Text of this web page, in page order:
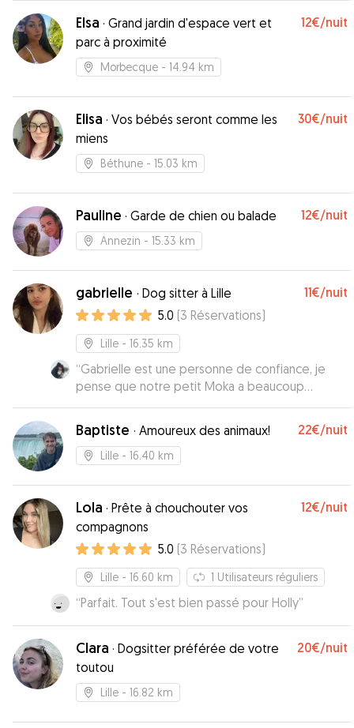
Elsa · Grand jardin d'espace vert et
parc à proximité
12€/nuit
Morbecque - 14.94 km
Elisa · Vos bébés seront comme les
miens
30€/nuit
Béthune - 15.03 km
Pauline · Garde de chien ou balade 12€/nuit
Annezin - 15.33 km
gabrielle · Dog sitter à Lille 11€/nuit
5.0 (3 Réservations)
Lille - 16.35 km
“Gabrielle est une personne de confiance, je
pense que notre petit Moka a beaucoup
apprécié son séjour :) Nous hésiterons pas à
refaire appel à ses services! Merci beaucoup!!!
Baptiste · Amoureux des animaux! 22€/nuit
Lille - 16.40 km
Lola · Prête à chouchouter vos
compagnons
12€/nuit
5.0 (3 Réservations)
Lille - 16.60 km 1 Utilisateurs réguliers
“Parfait. Tout s'est bien passé pour Holly”
Clara · Dogsitter préférée de votre
toutou
20€/nuit
Lille - 16.82 km